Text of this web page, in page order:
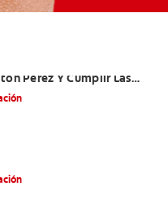
Pérez Y Cumplir Las
Su Hijo/A